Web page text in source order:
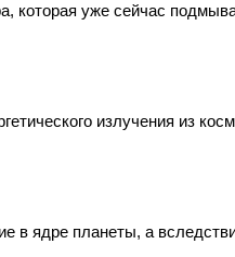
которая уже сейчас
излучения из
в ядре планеты, а